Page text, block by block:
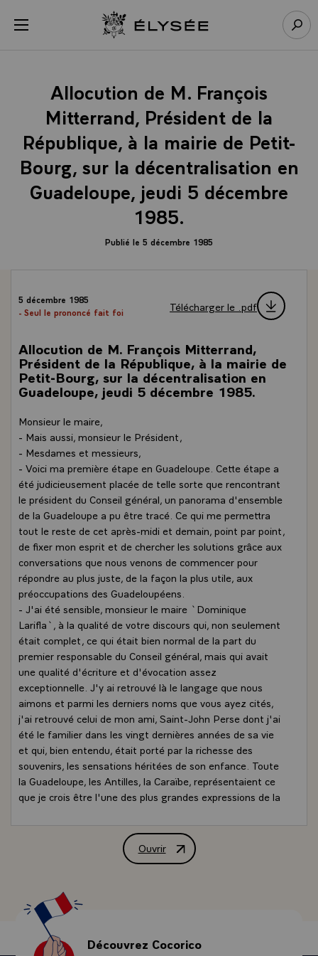
menu Retour à l’accueil Élysée
Allocution de M. François
Mitterrand, Président de la
République, à la mairie de Petit-
Bourg, sur la décentralisation en
Guadeloupe, jeudi 5 décembre
1985.
Publié le 5 décembre 1985
5 décembre 1985
- Seul le prononcé fait foi
Télécharger le .pdf
Allocution de M. François Mitterrand,
Président de la République, à la mairie de
Petit-Bourg, sur la décentralisation en
Guadeloupe, jeudi 5 décembre 1985.
Monsieur le maire,
- Mais aussi, monsieur le Président,
- Mesdames et messieurs,
- Voici ma première étape en Guadeloupe. Cette étape a
été judicieusement placée de telle sorte que rencontrant
le président du Conseil général, un panorama d'ensemble
de la Guadeloupe a pu être tracé. Ce qui me permettra
tout le reste de cet après-midi et demain, point par point,
de fixer mon esprit et de chercher les solutions grâce aux
conversations que nous venons de commencer pour
répondre au plus juste, de la façon la plus utile, aux
préoccupations des Guadeloupéens.
- J'ai été sensible, monsieur le maire `Dominique
Larifla`, à la qualité de votre discours qui, non seulement
était complet, ce qui était bien normal de la part du
premier responsable du Conseil général, mais qui avait
une qualité d'écriture et d'évocation assez
exceptionnelle. J'y ai retrouvé là le langage que nous
aimons et parmi les derniers noms que vous ayez cités,
j'ai retrouvé celui de mon ami, Saint-John Perse dont j'ai
été le familier dans les vingt dernières années de sa vie
et qui, bien entendu, était porté par la richesse des
souvenirs, les sensations héritées de son enfance. Toute
la Guadeloupe, les Antilles, la Caraïbe, représentaient ce
que je crois être l'une des plus grandes expressions de la
Guadeloupéens que vous êtes - et je trouverai tout le
long de ce voyage bien d'autres exemples - restent
sensible. Je tenais à vous le dire.\
Vous avez fait naturellement un exposé extrêmement
nourri. Il ne m'est pas possible de le reprendre point par
point, maintenant, ici à Petit-Bourg. Je veux dire aux
habitants de Petit-Bourg que je suis heureux d'être avec
Ouvrir
Allocution de M. François Mitterrand,
Découvrez Cocorico
Panneau de gestion des cookies